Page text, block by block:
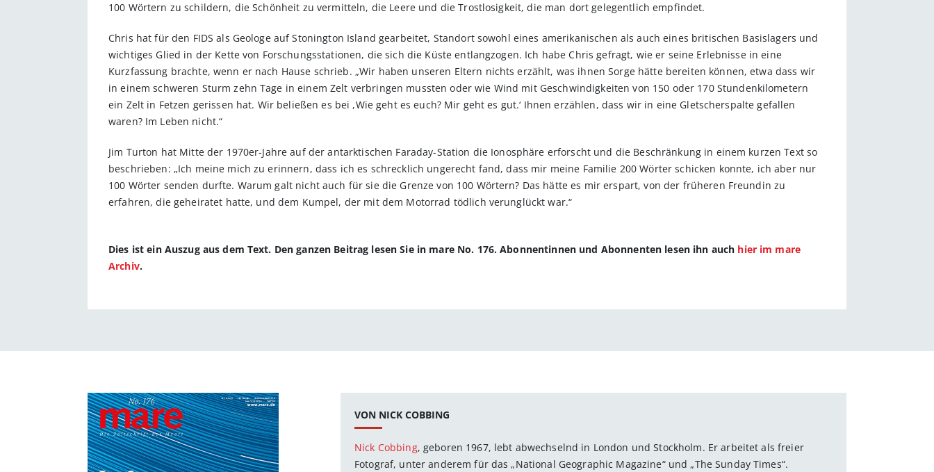
100 Wörtern zu schildern, die Schönheit zu vermitteln, die Leere und die Trostlosigkeit, die man dort gelegentlich empfindet.
Chris hat für den FIDS als Geologe auf Stonington Island gearbeitet, Standort sowohl eines amerikanischen als auch eines britischen Basislagers und
wichtiges Glied in der Kette von Forschungssta­tionen, die sich die Küste entlangzogen. Ich habe Chris gefragt, wie er seine Erlebnisse in eine
Kurzfassung brachte, wenn er nach Hause schrieb. „Wir haben unseren Eltern nichts erzählt, was ihnen Sorge hätte bereiten können, etwa dass wir
in einem schweren Sturm zehn Tage in einem Zelt verbringen mussten oder wie Wind mit Geschwindigkeiten von 150 oder 170 Stundenkilometern
ein Zelt in Fetzen gerissen hat. Wir beließen es bei ,Wie geht es euch? Mir geht es gut.‘ Ihnen erzählen, dass wir in eine Gletscherspalte gefallen
waren? Im Leben nicht.“
Jim Turton hat Mitte der 1970er-Jahre auf der antarktischen Faraday-Station die Ionosphäre erforscht und die Beschränkung in einem kurzen Text so
beschrieben: „Ich meine mich zu erinnern, dass ich es schrecklich ungerecht fand, dass mir meine Familie 200 Wörter schicken konnte, ich aber nur
100 Wörter senden durfte. Warum galt nicht auch für sie die Grenze von 100 Wörtern? Das hätte es mir erspart, von der früheren Freundin zu
erfahren, die geheiratet hatte, und dem Kumpel, der mit dem Motorrad tödlich verunglückt war.“
Dies ist ein Auszug aus dem Text. Den ganzen Beitrag lesen Sie in mare No. 176. Abonnentinnen und Abonnenten lesen ihn auch hier im mare
Archiv.
VON NICK COBBING
Nick Cobbing, geboren 1967, lebt abwechselnd in London und Stockholm. Er arbeitet als freier
Fotograf, unter anderem für das „National Geographic Magazine“ und „The Sunday Times“.